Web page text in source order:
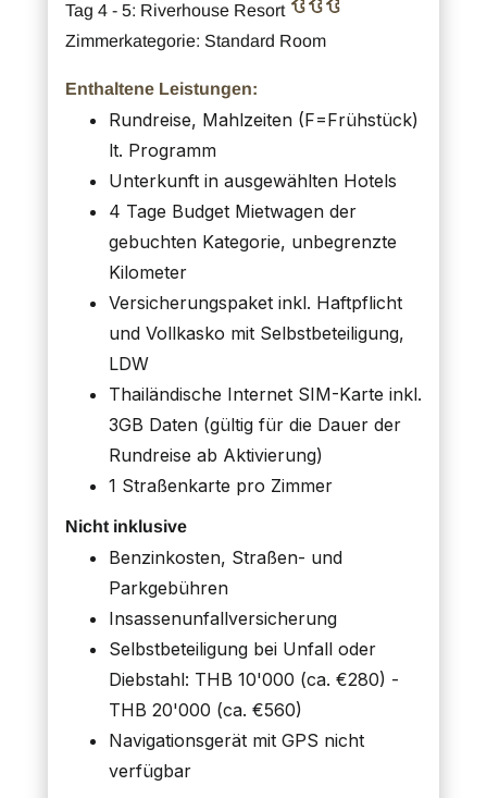
Tag 4 - 5: Riverhouse Resort
Zimmerkategorie: Standard Room
Enthaltene Leistungen:
Rundreise, Mahlzeiten (F=Frühstück)
lt. Programm
Unterkunft in ausgewählten Hotels
4 Tage Budget Mietwagen der
gebuchten Kategorie, unbegrenzte
Kilometer
Versicherungspaket inkl. Haftpflicht
und Vollkasko mit Selbstbeteiligung,
LDW
Thailändische Internet SIM-Karte inkl.
3GB Daten (gültig für die Dauer der
Rundreise ab Aktivierung)
1 Straßenkarte pro Zimmer
Nicht inklusive
Benzinkosten, Straßen- und
Parkgebühren
Insassenunfallversicherung
Selbstbeteiligung bei Unfall oder
Diebstahl: THB 10'000 (ca. €280) -
THB 20'000 (ca. €560)
Navigationsgerät mit GPS nicht
verfügbar